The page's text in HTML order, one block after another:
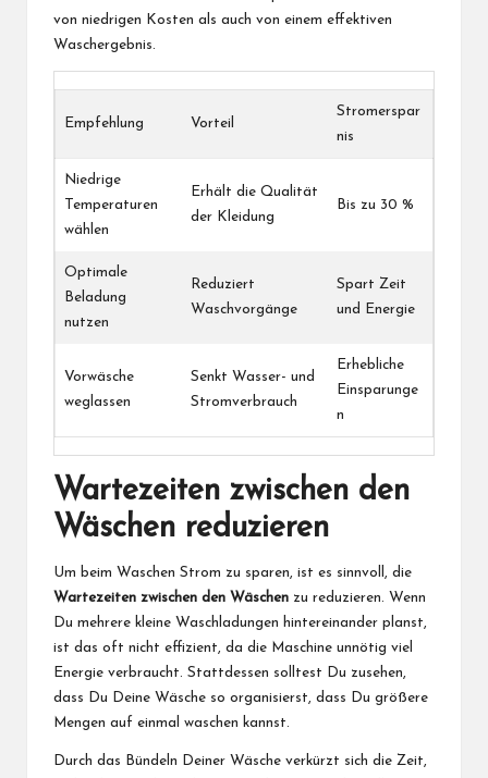
von niedrigen Kosten als auch von einem effektiven
Waschergebnis.
Empfehlung Vorteil
Stromerspar
nis
Niedrige
Temperaturen
wählen
Erhält die Qualität
der Kleidung
Bis zu 30 %
Optimale
Beladung
nutzen
Reduziert
Waschvorgänge
Spart Zeit
und Energie
Vorwäsche
weglassen
Senkt Wasser- und
Stromverbrauch
Erhebliche
Einsparunge
n
Wartezeiten zwischen den
Wäschen reduzieren
Um beim Waschen Strom zu sparen, ist es sinnvoll, die
Wartezeiten zwischen den Wäschen zu reduzieren. Wenn
Du mehrere kleine Waschladungen hintereinander planst,
ist das oft nicht effizient, da die Maschine unnötig viel
Energie verbraucht. Stattdessen solltest Du zusehen,
dass Du Deine Wäsche so organisierst, dass Du größere
Mengen auf einmal waschen kannst.
Durch das Bündeln Deiner Wäsche verkürzt sich die Zeit,